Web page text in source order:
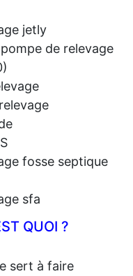
jetly
de relevage
fosse septique
sfa
QUOI ?
sert à faire